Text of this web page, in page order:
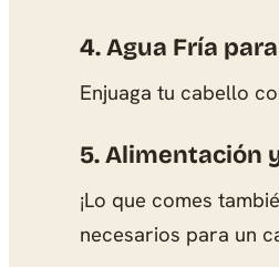
4. Agua Fría
Enjuaga tu cabello
5. Alimentación
¡Lo que comes
necesarios para un